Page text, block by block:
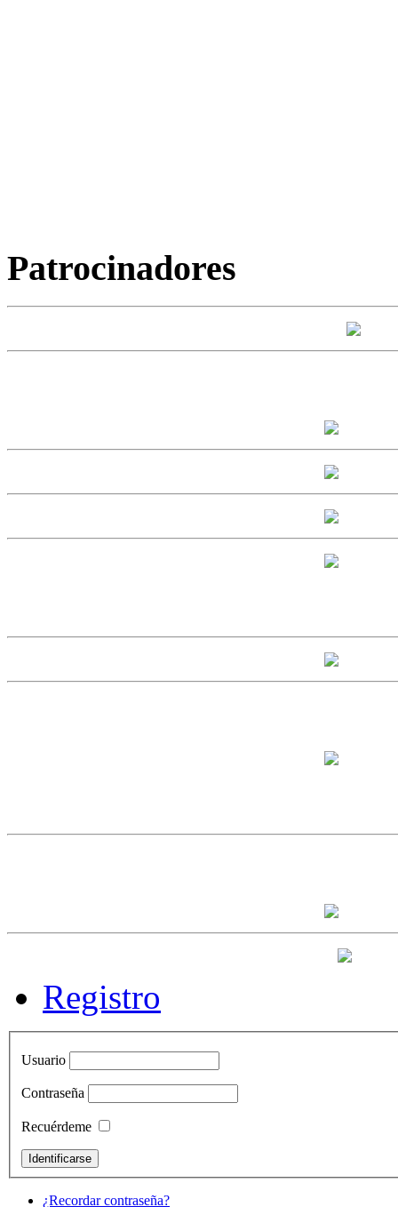
Patrocinadores
Registro
Usuario
Contraseña
Recuérdeme
¿Recordar contraseña?